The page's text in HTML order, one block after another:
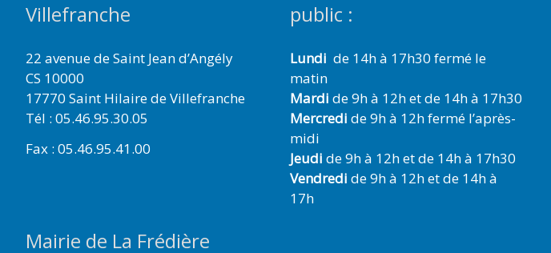
Villefranche
22 avenue de Saint Jean d’Angély
CS 10000
17770 Saint Hilaire de Villefranche
Tél : 05.46.95.30.05
Fax : 05.46.95.41.00
Mairie de La Frédière
public :
Lundi de 14h à 17h30 fermé le
matin
Mardi de 9h à 12h et de 14h à 17h30
Mercredi de 9h à 12h fermé l’après-
midi
Jeudi de 9h à 12h et de 14h à 17h30
Vendredi de 9h à 12h et de 14h à
17h